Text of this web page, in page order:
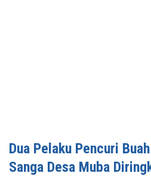
Dua Pelaku Pencuri
Sanga Desa Muba